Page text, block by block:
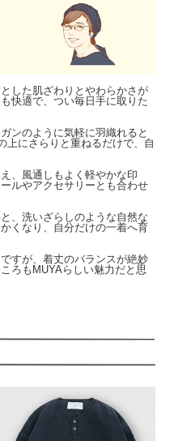
した肌ざわりとやわらかさが
快適で、つい毎日手に取りた
ンのように気軽に羽織れると
にさらりと重ねるだけで、自
、風通しもよく軽やかな印
ルやアクセサリーとも合わせ
、洗いざらしのような自然な
くなり、自分だけの一着へ育
すが、着丈のバランスが絶妙
ろもMUYAらしい魅力だと思